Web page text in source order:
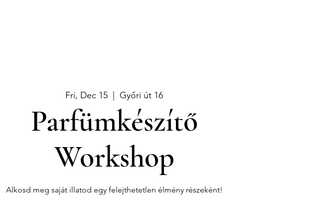
Fri, Dec 15 Győri út 16
Parfümkészítő
Workshop
Alkosd meg saját illatod egy felejthetetlen élmény részeként!